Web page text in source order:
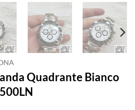
Quadrante Bianco